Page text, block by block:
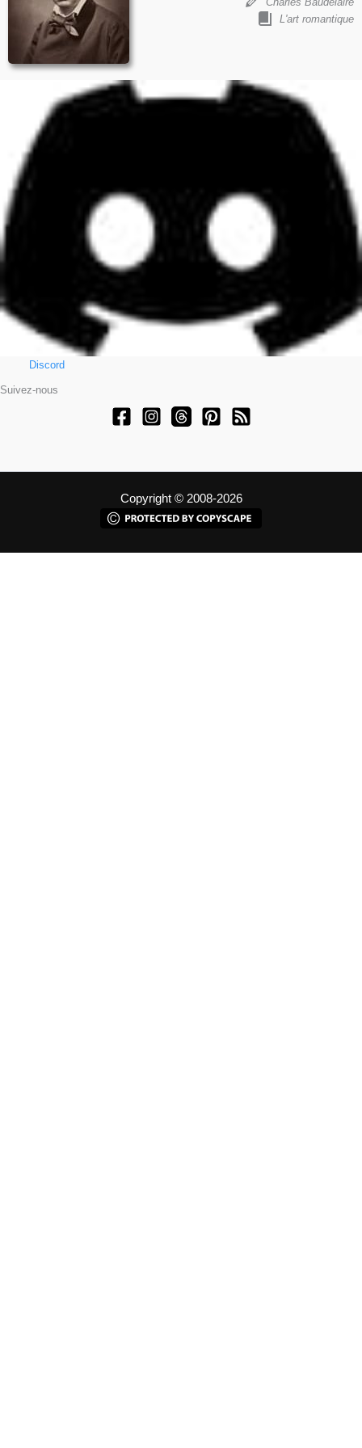
L'art romantique
Discord
Suivez-nous
Copyright © 2008-2026